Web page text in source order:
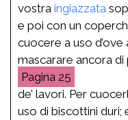
vostra ingiazzata
e poi con un
cuocere a uso
mascarare ancora
25
de’ lavori. Per
uso di biscottini duri;